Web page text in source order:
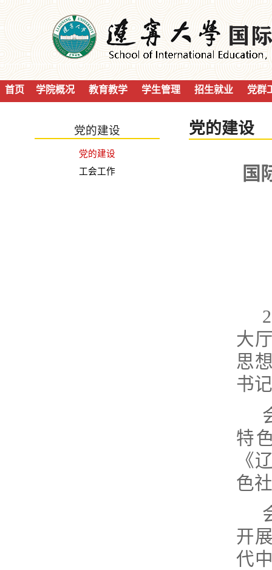
首页 学院概况 教育教学 学生管理 招生就业 党群
党的建设
党的建设
工会工作
党的建设
国
大
思
书
特
《
色
开
代